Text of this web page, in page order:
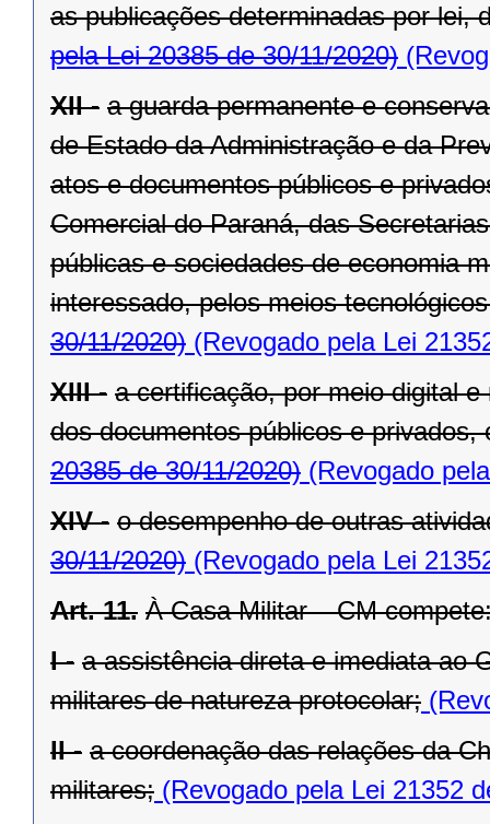
as publicações determinadas por lei,
pela Lei 20385 de 30/11/2020)
XII - a guarda permanente e
de Estado da Administração e da
atos e documentos públicos e
Comercial do Paraná, das
públicas e sociedades de economia
interessado, pelos meios
30/11/2020) (Revogado pela Lei
XIII - a certificação, por meio digital
dos documentos públicos e privados,
20385 de 30/11/2020) (Revogado
XIV - o desempenho de outras
30/11/2020) (Revogado pela Lei
Art. 11. À Casa Militar – CM
I - a assistência direta e imediata ao
militares de natureza protocolar;
II - a coordenação das relações da
militares; (Revogado pela Lei 21352